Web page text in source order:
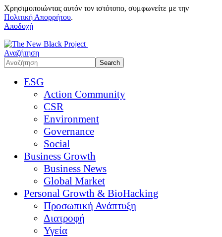
Χρησιμοποιώντας αυτόν τον ιστότοπο, συμφωνείτε με την
Πολιτική Απορρήτου.
Αποδοχή
Αναζήτηση
ESG
Action Community
CSR
Environment
Governance
Social
Business Growth
Business News
Global Market
Personal Growth & BioHacking
Προσωπική Ανάπτυξη
Διατροφή
Υγεία